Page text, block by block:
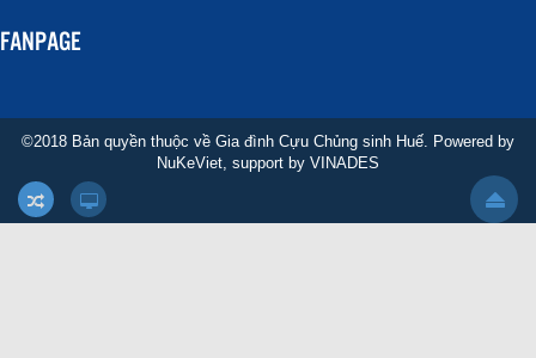
FANPAGE
©2018 Bản quyền thuộc về Gia đình Cựu Chủng sinh Huế. Powered by
NuKeViet, support by VINADES